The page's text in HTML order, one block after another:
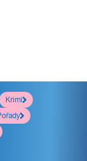
Krimi